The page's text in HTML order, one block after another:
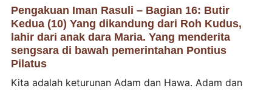
Pengakuan Iman Rasuli – Bagian 16: Butir
Kedua (10) Yang dikandung dari Roh Kudus,
lahir dari anak dara Maria. Yang menderita
sengsara di bawah pemerintahan Pontius
Pilatus
Kita adalah keturunan Adam dan Hawa. Adam dan